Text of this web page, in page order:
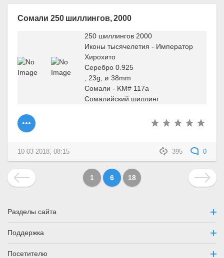
Сомали 250 шиллингов, 2000
250 шиллингов 2000
Иконы тысячелетия - Император
Хирохито
Серебро 0.925
, 23g, ø 38mm
Сомали - KM# 117a
Сомалийский шиллинг
395 0
10-03-2018, 08:15
1 6 18
Разделы сайта
Поддержка
Посетителю